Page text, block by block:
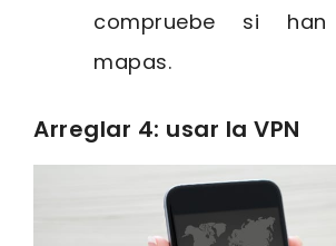
compruebe si han
mapas.
Arreglar 4: usar la VPN